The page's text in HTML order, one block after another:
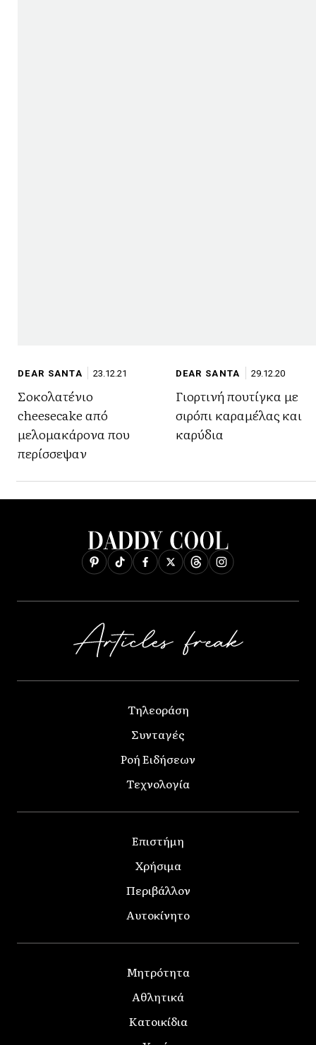
DEAR SANTA 23.12.21
Σοκολατένιο
cheesecake από
μελομακάρονα που
περίσσεψαν
DEAR SANTA 29.12.20
Γιορτινή πουτίγκα με
σιρόπι καραμέλας και
καρύδια
Τηλεοράση
Συνταγές
Ροή Ειδήσεων
Τεχνολογία
Επιστήμη
Χρήσιμα
Περιβάλλον
Αυτοκίνητο
Μητρότητα
Αθλητικά
Κατοικίδια